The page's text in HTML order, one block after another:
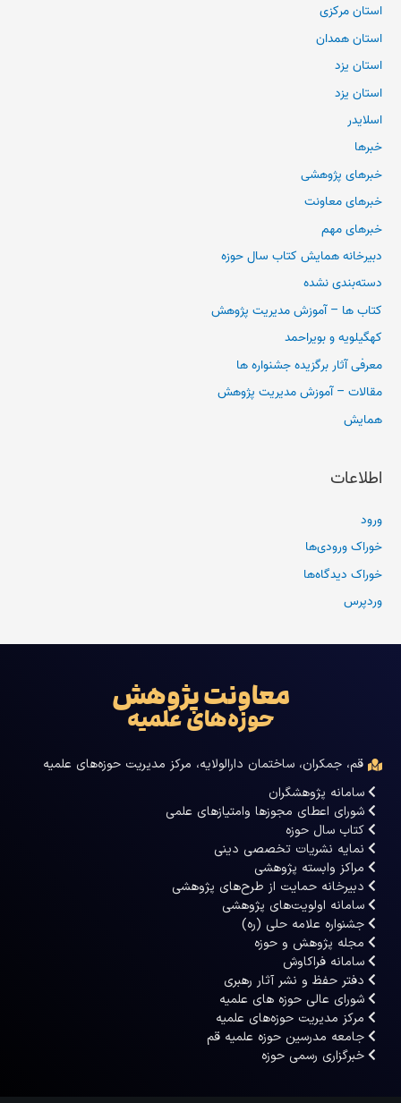
استان مرکزی
استان همدان
استان یزد
استان یزد
اسلایدر
خبرها
خبرهای پژوهشی
خبرهای معاونت
خبرهای مهم
دبیرخانه همایش کتاب سال حوزه
دسته‌بندی نشده
کتاب ها – آموزش مدیریت پژوهش
کهگیلویه و بویراحمد
معرفی آثار برگزیده جشنواره ها
مقالات – آموزش مدیریت پژوهش
همایش
اطلاعات
ورود
خوراک ورودی‌ها
خوراک دیدگاه‌ها
وردپرس
معاونت پژوهش
حوزه‌های علمیه
قم، جمکران، ساختمان دارالولایه، مرکز مدیریت حوزه‌های علمیه
سامانه پژوهشگران
شورای اعطای مجوزها وامتیازهای علمی
کتاب سال حوزه
نمایه نشریات تخصصی دینی
مراکز وابسته پژوهشی
دبیرخانه حمایت از طرح‌های پژوهشی
سامانه اولویت‌های پژوهشی
جشنواره علامه حلی (ره)
مجله پژوهش و حوزه
سامانه فراکاوش
دفتر حفظ و نشر آثار رهبری
شورای عالی حوزه های علمیه
مرکز مدیریت حوزه‌های علمیه
جامعه مدرسین حوزه علمیه قم
خبرگزاری رسمی حوزه